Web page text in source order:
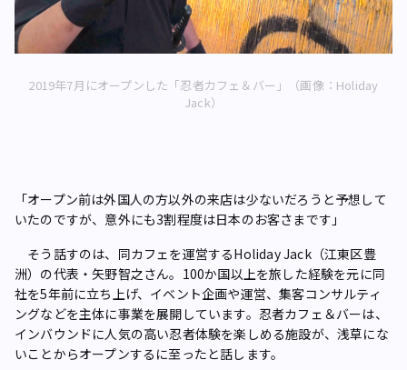
2019年7月にオープンした「忍者カフェ＆バー」（画像：Holiday
Jack）
「オープン前は外国人の方以外の来店は少ないだろうと予想して
いたのですが、意外にも3割程度は日本のお客さまです」
そう話すのは、同カフェを運営するHoliday Jack（江東区豊
洲）の代表・矢野智之さん。100か国以上を旅した経験を元に同
社を5年前に立ち上げ、イベント企画や運営、集客コンサルティ
ングなどを主体に事業を展開しています。忍者カフェ＆バーは、
インバウンドに人気の高い忍者体験を楽しめる施設が、浅草にな
いことからオープンするに至ったと話します。